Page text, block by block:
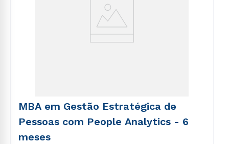
MBA em Gestão Estratégica de
Pessoas com People Analytics - 6
meses